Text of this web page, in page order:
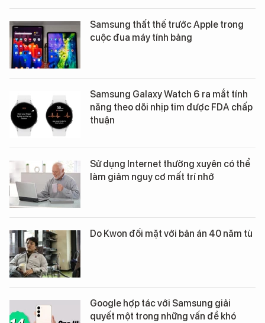
Samsung thất thế trước Apple trong
cuộc đua máy tính bảng
Samsung Galaxy Watch 6 ra mắt tính
năng theo dõi nhịp tim được FDA chấp
thuận
Sử dụng Internet thường xuyên có thể
làm giảm nguy cơ mất trí nhớ
Do Kwon đối mặt với bản án 40 năm tù
Google hợp tác với Samsung giải
quyết một trong những vấn đề khó